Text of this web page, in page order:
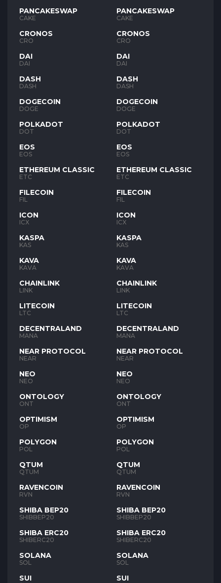
PANCAKESWAP
CAKE
CRONOS
CRO
DAI
DAI
DASH
DASH
DOGECOIN
DOGE
POLKADOT
DOT
EOS
EOS
ETHEREUM CLASSIC
ETC
FILECOIN
FIL
ICON
ICX
KASPA
KAS
KAVA
KAVA
CHAINLINK
LINK
LITECOIN
LTC
DECENTRALAND
MANA
NEAR PROTOCOL
NEAR
NEO
NEO
ONTOLOGY
ONT
OPTIMISM
OP
POLYGON
POL
QTUM
QTUM
RAVENCOIN
RVN
SHIBA BEP20
SHIBBEP20
SHIBA ERC20
SHIBERC20
SOLANA
SOL
SUI
PANCAKESWAP
CAKE
CRONOS
CRO
DAI
DAI
DASH
DASH
DOGECOIN
DOGE
POLKADOT
DOT
EOS
EOS
ETHEREUM CLASSIC
ETC
FILECOIN
FIL
ICON
ICX
KASPA
KAS
KAVA
KAVA
CHAINLINK
LINK
LITECOIN
LTC
DECENTRALAND
MANA
NEAR PROTOCOL
NEAR
NEO
NEO
ONTOLOGY
ONT
OPTIMISM
OP
POLYGON
POL
QTUM
QTUM
RAVENCOIN
RVN
SHIBA BEP20
SHIBBEP20
SHIBA ERC20
SHIBERC20
SOLANA
SOL
SUI